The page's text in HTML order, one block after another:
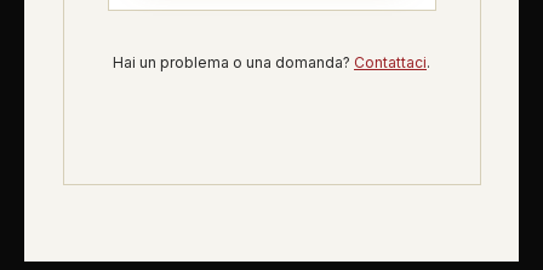
Hai un problema o una domanda? Contattaci.